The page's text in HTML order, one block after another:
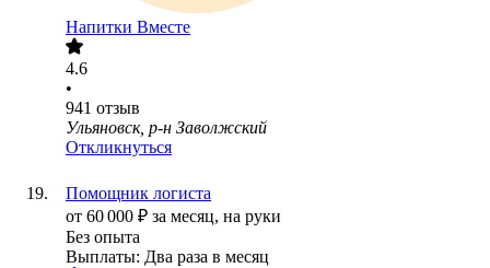
Напитки Вместе
4.6
•
941 отзыв
Ульяновск, р-н Заволжский
Откликнуться
Помощник логиста
от 60 000 ₽ за месяц, на руки
Без опыта
Выплаты: Два раза в месяц